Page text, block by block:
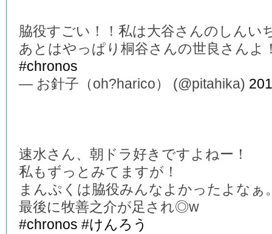
脇役すごい！！私は大谷さんのしんい
あとはやっぱり桐谷さんの世良さんよ
#chronos
— お針子（oh?harico） (@pitahika)
速水さん、朝ドラ好きですよねー！
私もずっとみてますが！
まんぷくは脇役みんなよかったよなぁ
最後に牧善之介が足され◎w
#chronos #けんろう